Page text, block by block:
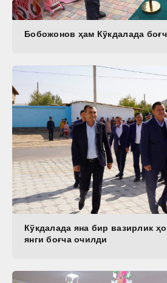
Бобожонов ҳам Кўкдалада
Кўкдалада яна бир вазирлик
янги боғча очилди